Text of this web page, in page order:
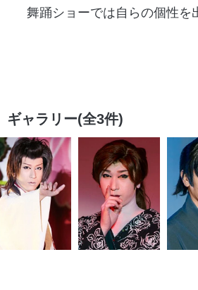
舞踊ショーでは自らの個性を
ギャラリー(全3件)